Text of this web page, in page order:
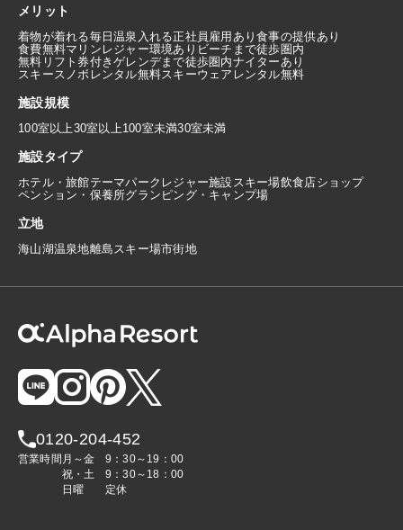
メリット
着物が着れる毎日温泉入れる正社員雇用あり食事の提供あり
食費無料マリンレジャー環境あり ビーチまで徒歩圏内
無料リフト券付きゲレンデまで徒歩圏内ナイターあり
スキースノボレンタル無料スキーウェアレンタル無料
施設規模
100室以上30室以上100室未満30室未満
施設タイプ
ホテル・旅館テーマパーク レジャー施設スキー場飲食店ショップ
ペンション・保養所グランピング・キャンプ場
立地
海山湖温泉地離島スキー場市街地
0120-204-452
営業時間 月～金
9：30～19：00
祝・土
9：30～18：00
日曜
定休